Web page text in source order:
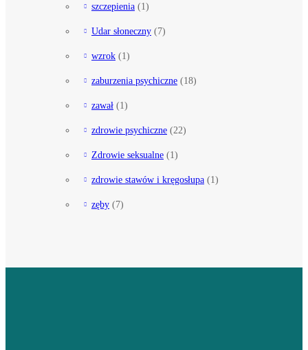
szczepienia (1)
Udar słoneczny (7)
wzrok (1)
zaburzenia psychiczne (18)
zawał (1)
zdrowie psychiczne (22)
Zdrowie seksualne (1)
zdrowie stawów i kręgosłupa (1)
zęby (7)